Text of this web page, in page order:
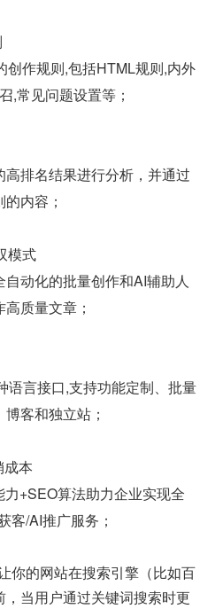
创作规则,包括HTML规则,内外
,常见问题设置等；
排名结果进行分析，并通过
内容；
模式
动化的批量创作和AI辅助人
质量文章；
语言接口,支持功能定制、批量
客和独立站；
本
+SEO算法助力企业实现全
客/AI推广服务；
你的网站在搜索引擎（比如百
当用户通过关键词搜索时更